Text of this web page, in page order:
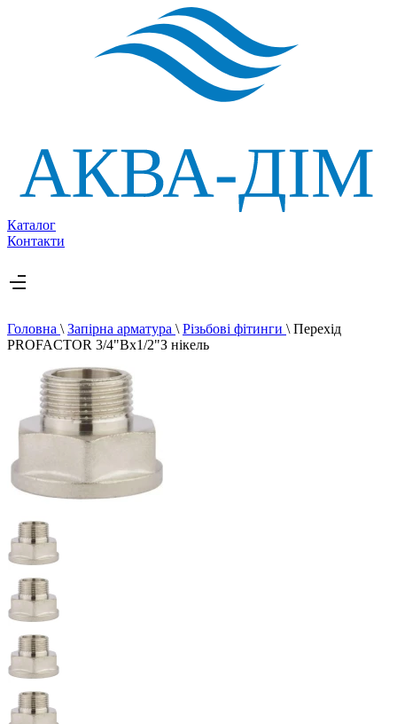
Каталог
Контакти
Головна \ Запірна арматура \ Різьбові фітинги \ Перехід
PROFACTOR 3/4"Вx1/2"З нікель